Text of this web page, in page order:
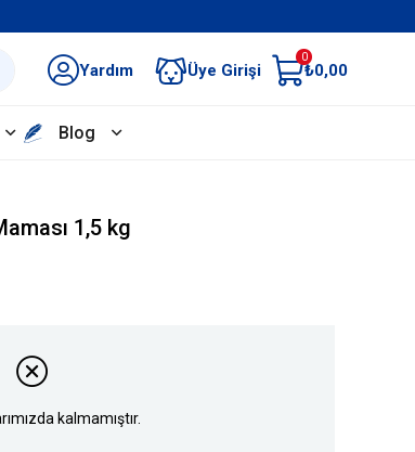
Yardım Üye Girişi
0
₺0,00
Blog
1,5 kg
kalmamıştır.